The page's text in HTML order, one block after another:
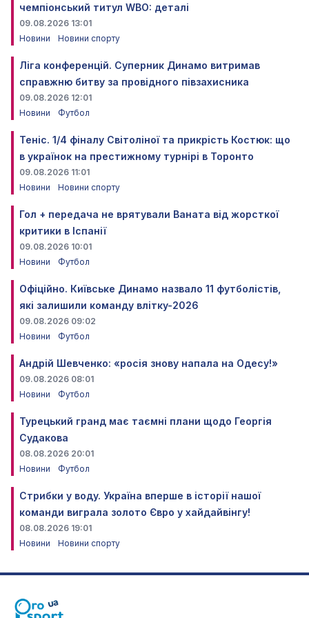
чемпіонський титул WBO: деталі
09.08.2026 13:01
Новини
Новини спорту
Ліга конференцій. Суперник Динамо витримав
справжню битву за провідного півзахисника
09.08.2026 12:01
Новини
Футбол
Теніс. 1/4 фіналу Світоліної та прикрість Костюк: що
в українок на престижному турнірі в Торонто
09.08.2026 11:01
Новини
Новини спорту
Гол + передача не врятували Ваната від жорсткої
критики в Іспанії
09.08.2026 10:01
Новини
Футбол
Офіційно. Київське Динамо назвало 11 футболістів,
які залишили команду влітку-2026
09.08.2026 09:02
Новини
Футбол
Андрій Шевченко: «росія знову напала на Одесу!»
09.08.2026 08:01
Новини
Футбол
Турецький гранд має таємні плани щодо Георгія
Судакова
08.08.2026 20:01
Новини
Футбол
Стрибки у воду. Україна вперше в історії нашої
команди виграла золото Євро у хайдайвінгу!
08.08.2026 19:01
Новини
Новини спорту